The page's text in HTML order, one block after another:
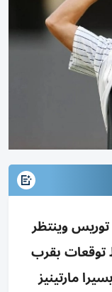
توريس وينتظر
بقرب
مارتينيز